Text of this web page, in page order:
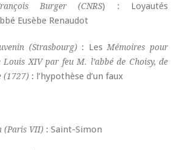
Burger (CNRS) : Loyautés
Eusèbe Renaudot
(Strasbourg): LesMémoires pour
XIV par feu M. l’abbé de Choisy, de
(1727) : l’hypothèse d’un faux
(Paris VII) : Saint-Simon